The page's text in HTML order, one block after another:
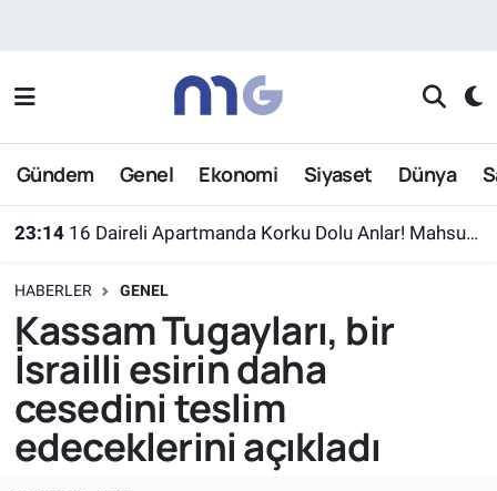
Gündem Genel Ekonomi Siyaset Dünya
23:14 16 Daireli Apartmanda Korku Dolu Anlar! Mahsur Kalanlar Kurtarıldı
HABERLER GENEL
Kassam Tugayları, bir
İsrailli esirin daha
cesedini teslim
edeceklerini açıkladı
Nöbetçi Eczaneler
Hava Durumu
Süper Lig Puan Durumu ve Fikstür
Tüm Manşetler
Son Dakika Haberleri